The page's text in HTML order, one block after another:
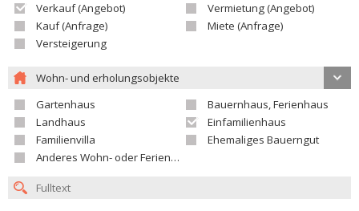
Verkauf (Angebot)
Vermietung (Angebot)
Kauf (Anfrage)
Miete (Anfrage)
Versteigerung
Wohn- und erholungsobjekte
Gartenhaus
Bauernhaus, Ferienhaus
Landhaus
Einfamilienhaus
Familienvilla
Ehemaliges Bauerngut
Anderes Wohn- oder Ferienobjekt